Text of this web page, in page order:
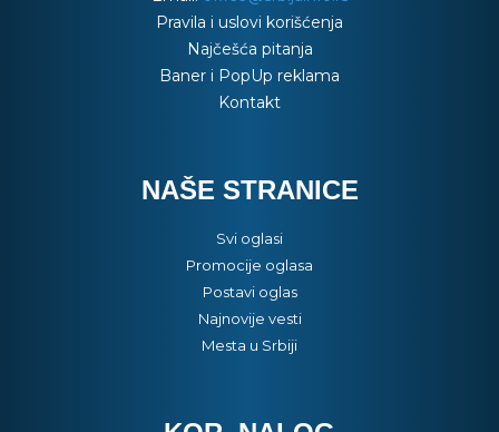
Pravila i uslovi korišćenja
Najčešća pitanja
Baner i PopUp reklama
Kontakt
NAŠE STRANICE
Svi oglasi
Promocije oglasa
Postavi oglas
Najnovije vesti
Mesta u Srbiji